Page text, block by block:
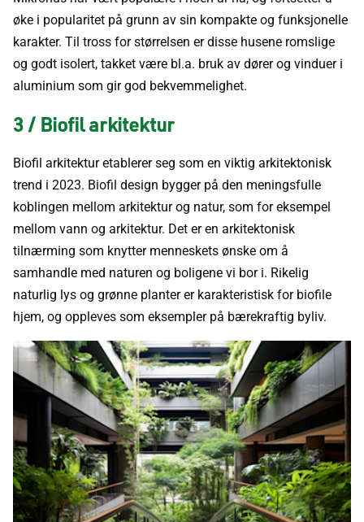
øke i popularitet på grunn av sin kompakte og funksjonelle
karakter. Til tross for størrelsen er disse husene romslige
og godt isolert, takket være bl.a. bruk av dører og vinduer i
aluminium som gir god bekvemmelighet.
3 / Biofil arkitektur
Biofil arkitektur etablerer seg som en viktig arkitektonisk
trend i 2023. Biofil design bygger på den meningsfulle
koblingen mellom arkitektur og natur, som for eksempel
mellom vann og arkitektur. Det er en arkitektonisk
tilnærming som knytter menneskets ønske om å
samhandle med naturen og boligene vi bor i. Rikelig
naturlig lys og grønne planter er karakteristisk for biofile
hjem, og oppleves som eksempler på bærekraftig byliv.